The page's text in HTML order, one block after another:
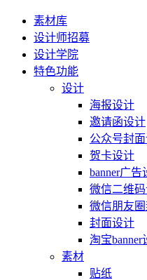
素材库
设计师招募
设计学院
特色功能
设计
海报设计
邀请函设计
公众号封
贺卡设计
banner广告
微信二维
微信朋友
封面设计
淘宝banner
素材
贴纸